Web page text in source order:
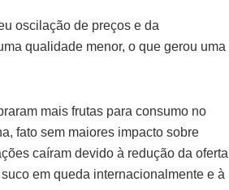
oscilação de preços e da
qualidade menor, o que gerou uma
mais frutas para consumo no
fato sem maiores impacto sobre
caíram devido à redução da oferta
em queda internacionalmente e à